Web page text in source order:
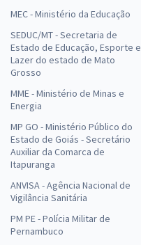
MEC - Ministério da Educação
SEDUC/MT - Secretaria de
Estado de Educação, Esporte e
Lazer do estado de Mato
Grosso
MME - Ministério de Minas e
Energia
MP GO - Ministério Público do
Estado de Goiás - Secretário
Auxiliar da Comarca de
Itapuranga
ANVISA - Agência Nacional de
Vigilância Sanitária
PM PE - Polícia Militar de
Pernambuco